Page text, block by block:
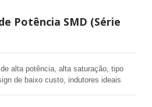
Potência SMD (Série
de alta potência, alta saturação, tipo
de baixo custo, indutores ideais